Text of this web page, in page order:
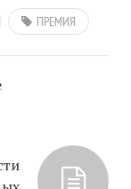
ПРЕМИЯ